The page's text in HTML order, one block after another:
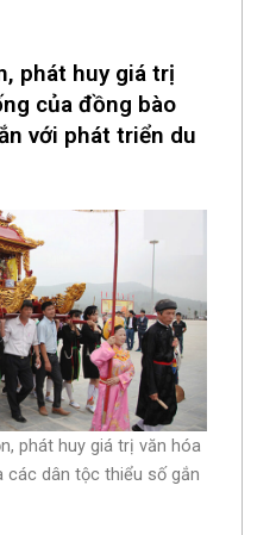
phát huy giá trị
của đồng bào
với phát triển du
phát huy giá trị văn hóa
dân tộc thiểu số gắn